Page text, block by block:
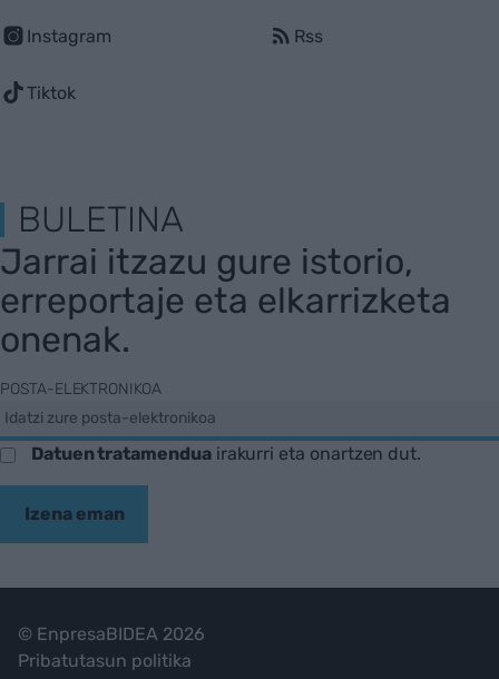
Instagram
Tiktok
Rss
BULETINA
Jarrai itzazu gure istorio,
erreportaje eta elkarrizketa
onenak.
POSTA-ELEKTRONIKOA
Datuen tratamenduairakurri eta onartzen dut.
Izena eman
© EnpresaBIDEA 2026
Pribatutasun politika